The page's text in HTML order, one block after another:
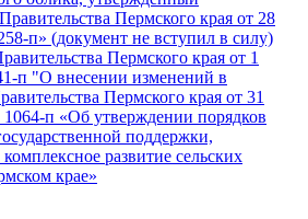
Пермского края от 28
п» (документ не вступил в силу)
Пермского края от 1
п "О внесении изменений в
Пермского края от 31
1064-п «Об утверждении порядков
поддержки,
развитие сельских
крае»